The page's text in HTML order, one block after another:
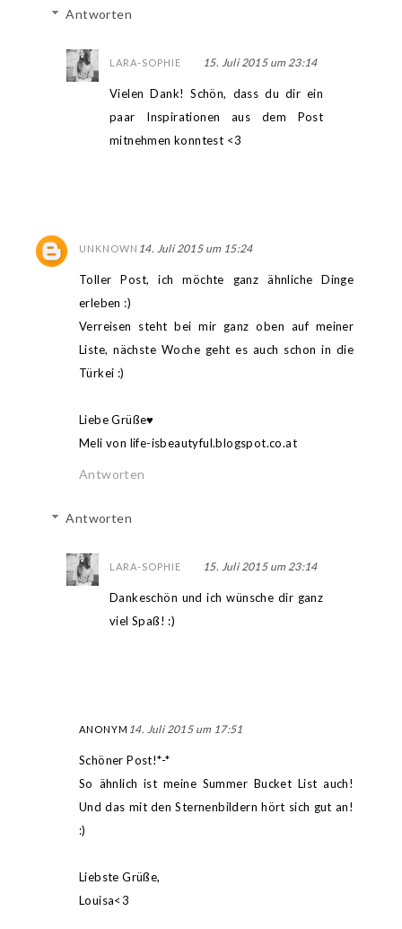
Antworten
LARA-SOPHIE 15. Juli 2015 um 23:14
Vielen Dank! Schön, dass du dir ein
paar Inspirationen aus dem Post
mitnehmen konntest <3
UNKNOWN 14. Juli 2015 um 15:24
Toller Post, ich möchte ganz ähnliche Dinge
erleben :)
Verreisen steht bei mir ganz oben auf meiner
Liste, nächste Woche geht es auch schon in die
Türkei :)
Liebe Grüße♥
Meli von life-isbeautyful.blogspot.co.at
Antworten
Antworten
LARA-SOPHIE 15. Juli 2015 um 23:14
Dankeschön und ich wünsche dir ganz
viel Spaß! :)
ANONYM 14. Juli 2015 um 17:51
Schöner Post!*-*
So ähnlich ist meine Summer Bucket List auch!
Und das mit den Sternenbildern hört sich gut an!
:)
Liebste Grüße,
Louisa<3